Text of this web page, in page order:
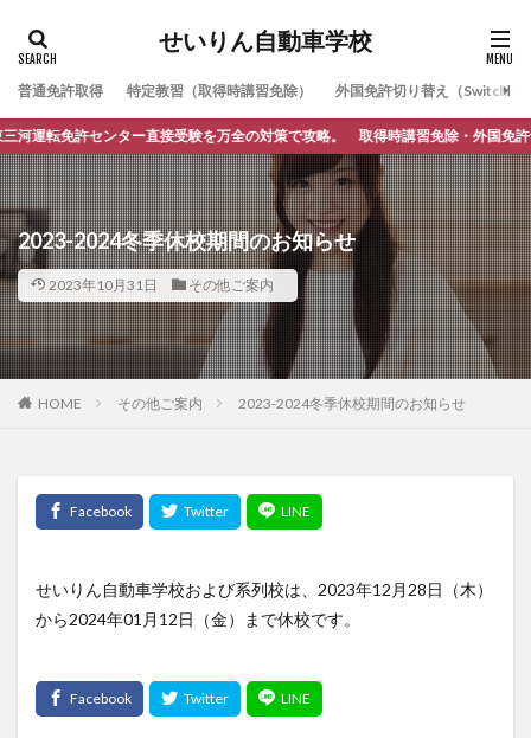
せいりん自動車学校
普通免許取得 特定教習（取得時講習免除） 外国免許切り替え（Switching
センター直接受験を万全の対策で攻略。 取得時講習免除・外国免許切替・
2023-2024冬季休校期間のお知らせ
2023年10月31日 その他ご案内
HOME その他ご案内 2023-2024冬季休校期間のお知らせ
せいりん自動車学校および系列校は、2023年12月28日（木）
から2024年01月12日（金）まで休校です。